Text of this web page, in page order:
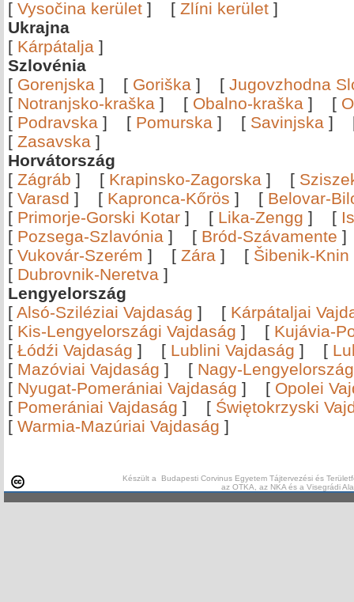
[ Vysočina kerület ] [ Zlíni kerület ]
Ukrajna
[ Kárpátalja ]
Szlovénia
[ Gorenjska ] [ Goriška ] [ Jugovzhodna
[ Notranjsko-kraška ] [ Obalno-kraška ] [
[ Podravska ] [ Pomurska ] [ Savinjska ]
[ Zasavska ]
Horvátország
[ Zágráb ] [ Krapinsko-Zagorska ] [
[ Varasd ] [ Kapronca-Kőrös ] [ Belovar-
[ Primorje-Gorski Kotar ] [ Lika-Zengg ] [
[ Pozsega-Szlavónia ] [ Bród-Szávamente
[ Vukovár-Szerém ] [ Zára ] [ Šibenik-Knin
[ Dubrovnik-Neretva ]
Lengyelország
[ Alsó-Sziléziai Vajdaság ] [ Kárpátaljai
[ Kis-Lengyelországi Vajdaság ] [ Kujávia-
[ Łódźi Vajdaság ] [ Lublini Vajdaság ] [
[ Mazóviai Vajdaság ] [ Nagy-
[ Nyugat-Pomerániai Vajdaság ] [ Opolei
[ Pomerániai Vajdaság ] [ Świętokrzyski
[ Warmia-Mazúriai Vajdaság ]
Készült a Budapesti Corvinus Egyetem Tájtervezési és
az OTKA, az NKA és a Visegrádi